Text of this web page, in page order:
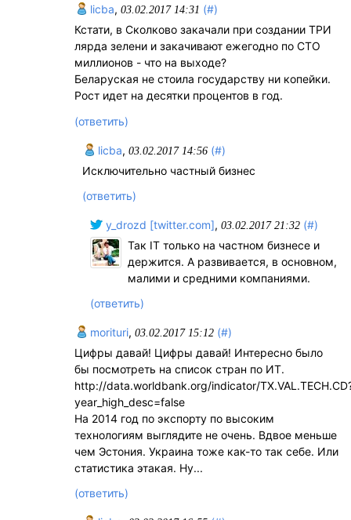
licba,03.02.2017 14:31 (#)
Кстати, в Сколково закачали при создании ТРИ
лярда зелени и закачивают ежегодно по СТО
миллионов - что на выходе?
Беларуская не стоила государству ни копейки.
Рост идет на десятки процентов в год.
(ответить)
licba,03.02.2017 14:56 (#)
Исключительно частный бизнес
(ответить)
y_drozd [twitter.com],03.02.2017 21:32 (#)
Так IT только на частном бизнесе и
держится. А развивается, в основном,
малими и средними компаниями.
(ответить)
morituri,03.02.2017 15:12 (#)
Цифры давай! Цифры давай! Интересно было
бы посмотреть на список стран по ИТ.
http://data.worldbank.org/indicator/
year_high_desc=false
На 2014 год по экспорту по высоким
технологиям выглядите не очень. Вдвое меньше
чем Эстония. Украина тоже как-то так себе. Или
статистика этакая. Ну...
(ответить)